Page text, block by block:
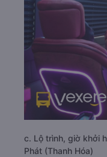
c. Lộ trình, giờ khởi
Phát (Thanh Hóa)